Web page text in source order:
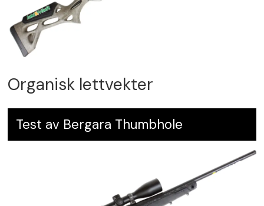
Organisk lettvekter
Test av Bergara Thumbhole